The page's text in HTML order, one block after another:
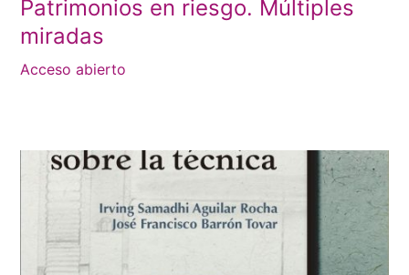
Patrimonios en riesgo. Múltiples
miradas
Acceso abierto